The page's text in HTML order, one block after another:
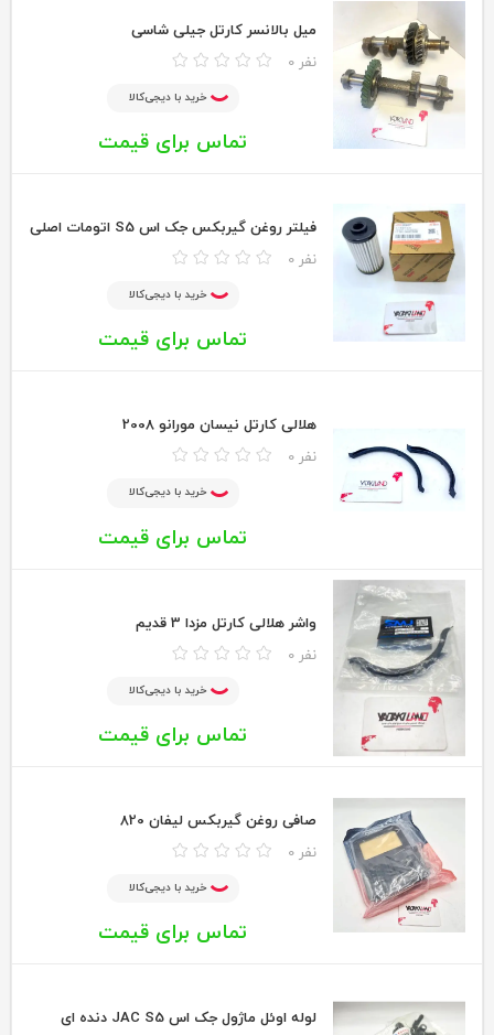
میل بالانسر کارتل جیلی شاسی
0 نفر
خرید با دیجی‌کالا
تماس برای قیمت
فیلتر روغن گیربکس جک اس S5 اتومات اصلی
0 نفر
خرید با دیجی‌کالا
تماس برای قیمت
هلالی کارتل نیسان مورانو 2008
0 نفر
خرید با دیجی‌کالا
تماس برای قیمت
واشر هلالی کارتل مزدا 3 قدیم
0 نفر
خرید با دیجی‌کالا
تماس برای قیمت
صافی روغن گیربکس لیفان 820
0 نفر
خرید با دیجی‌کالا
تماس برای قیمت
لوله اوئل ماژول جک اس JAC S5 دنده ای